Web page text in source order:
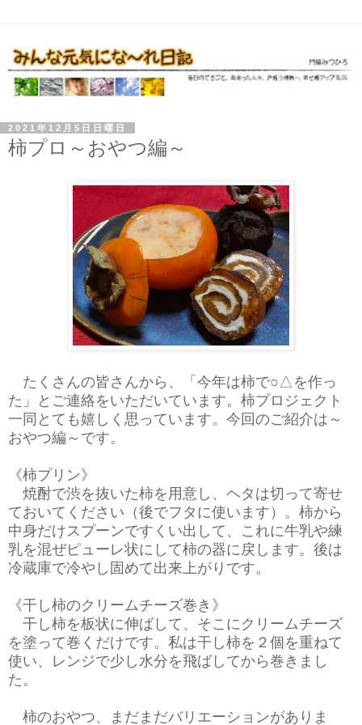
2021年12月5日日曜日
柿プロ～おやつ編～
たくさんの皆さんから、「今年は柿で○△を作っ
た」とご連絡をいただいています。柿プロジェクト
一同とても嬉しく思っています。今回のご紹介は～
おやつ編～です。
《柿プリン》
焼酎で渋を抜いた柿を用意し、ヘタは切って寄せ
ておいてください（後でフタに使います）。柿から
中身だけスプーンですくい出して、これに牛乳や練
乳を混ぜピューレ状にして柿の器に戻します。後は
冷蔵庫で冷やし固めて出来上がりです。
《干し柿のクリームチーズ巻き》
干し柿を板状に伸ばして、そこにクリームチーズ
を塗って巻くだけです。私は干し柿を２個を重ねて
使い、レンジで少し水分を飛ばしてから巻きまし
た。
柿のおやつ、まだまだバリエーションがありま